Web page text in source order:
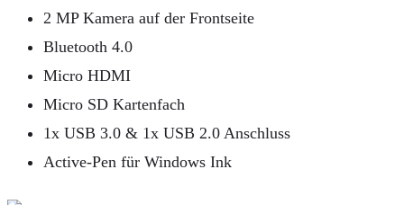
2 MP Kamera auf der Frontseite
Bluetooth 4.0
Micro HDMI
Micro SD Kartenfach
1x USB 3.0 & 1x USB 2.0 Anschluss
Active-Pen für Windows Ink